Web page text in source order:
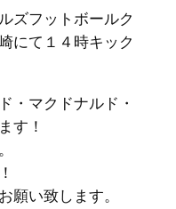
ズフットボールク
にて１４時キック
・マクドナルド・
す！
願い致します。